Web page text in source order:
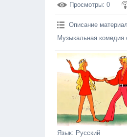
Просмотры: 0
Описание
Музыкальная
Язык: Русский